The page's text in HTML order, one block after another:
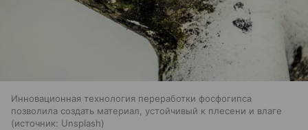
Инновационная технология переработки фосфогипса
позволила создать материал, устойчивый к плесени и влаге
источник: Unsplash